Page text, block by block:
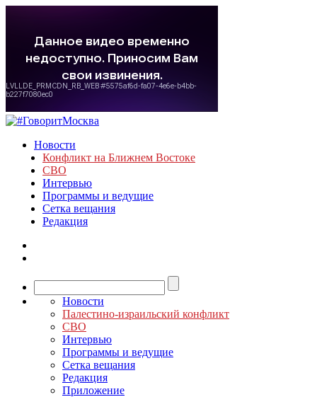
Новости
Конфликт на Ближнем Востоке
СВО
Интервью
Программы и ведущие
Сетка вещания
Редакция
Новости
Палестино-израильский конфликт
СВО
Интервью
Программы и ведущие
Сетка вещания
Редакция
Приложение